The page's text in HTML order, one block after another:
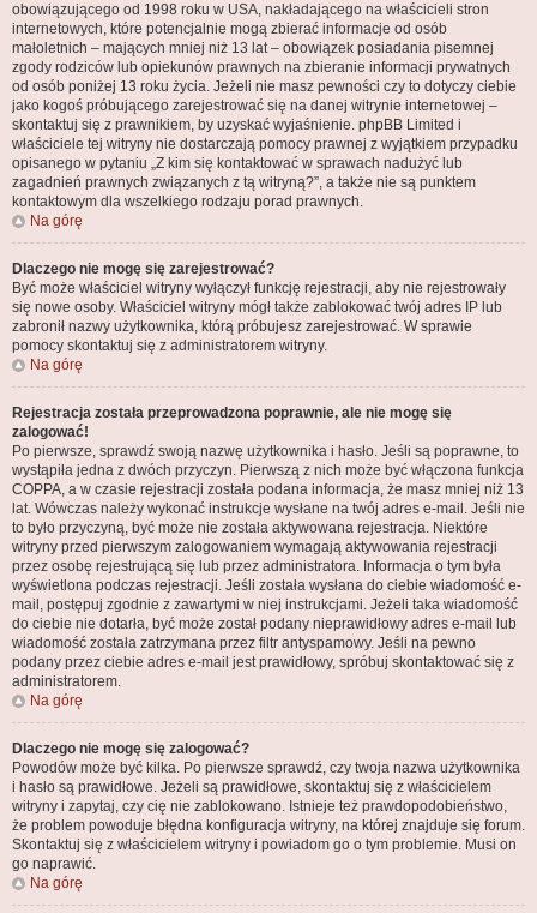
obowiązującego od 1998 roku w USA, nakładającego na właścicieli stron
internetowych, które potencjalnie mogą zbierać informacje od osób
małoletnich – mających mniej niż 13 lat – obowiązek posiadania pisemnej
zgody rodziców lub opiekunów prawnych na zbieranie informacji prywatnych
od osób poniżej 13 roku życia. Jeżeli nie masz pewności czy to dotyczy ciebie
jako kogoś próbującego zarejestrować się na danej witrynie internetowej –
skontaktuj się z prawnikiem, by uzyskać wyjaśnienie. phpBB Limited i
właściciele tej witryny nie dostarczają pomocy prawnej z wyjątkiem przypadku
opisanego w pytaniu „Z kim się kontaktować w sprawach nadużyć lub
zagadnień prawnych związanych z tą witryną?”, a także nie są punktem
kontaktowym dla wszelkiego rodzaju porad prawnych.
Na górę
Dlaczego nie mogę się zarejestrować?
Być może właściciel witryny wyłączył funkcję rejestracji, aby nie rejestrowały
się nowe osoby. Właściciel witryny mógł także zablokować twój adres IP lub
zabronił nazwy użytkownika, którą próbujesz zarejestrować. W sprawie
pomocy skontaktuj się z administratorem witryny.
Na górę
Rejestracja została przeprowadzona poprawnie, ale nie mogę się
zalogować!
Po pierwsze, sprawdź swoją nazwę użytkownika i hasło. Jeśli są poprawne, to
wystąpiła jedna z dwóch przyczyn. Pierwszą z nich może być włączona funkcja
COPPA, a w czasie rejestracji została podana informacja, że masz mniej niż 13
lat. Wówczas należy wykonać instrukcje wysłane na twój adres e-mail. Jeśli nie
to było przyczyną, być może nie została aktywowana rejestracja. Niektóre
witryny przed pierwszym zalogowaniem wymagają aktywowania rejestracji
przez osobę rejestrującą się lub przez administratora. Informacja o tym była
wyświetlona podczas rejestracji. Jeśli została wysłana do ciebie wiadomość e-
mail, postępuj zgodnie z zawartymi w niej instrukcjami. Jeżeli taka wiadomość
do ciebie nie dotarła, być może został podany nieprawidłowy adres e-mail lub
wiadomość została zatrzymana przez filtr antyspamowy. Jeśli na pewno
podany przez ciebie adres e-mail jest prawidłowy, spróbuj skontaktować się z
administratorem.
Na górę
Dlaczego nie mogę się zalogować?
Powodów może być kilka. Po pierwsze sprawdź, czy twoja nazwa użytkownika
i hasło są prawidłowe. Jeżeli są prawidłowe, skontaktuj się z właścicielem
witryny i zapytaj, czy cię nie zablokowano. Istnieje też prawdopodobieństwo,
że problem powoduje błędna konfiguracja witryny, na której znajduje się forum.
Skontaktuj się z właścicielem witryny i powiadom go o tym problemie. Musi on
go naprawić.
Na górę